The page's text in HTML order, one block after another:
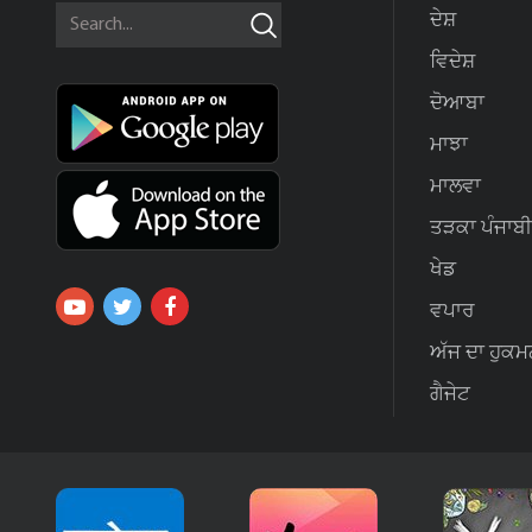
ਦੇਸ਼
ਵਿਦੇਸ਼
ਦੋਆਬਾ
ਮਾਝਾ
ਮਾਲਵਾ
ਤੜਕਾ ਪੰਜਾਬੀ
ਖੇਡ
ਵਪਾਰ
ਅੱਜ ਦਾ
ਗੈਜੇਟ